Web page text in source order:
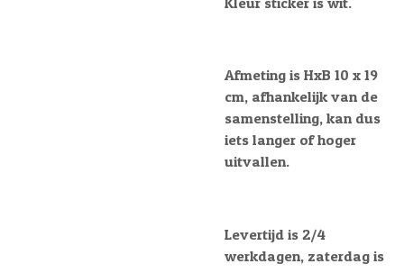
Afmeting is HxB 10 x 19
cm, afhankelijk van de
samenstelling, kan dus
iets langer of hoger
uitvallen.
Levertijd is 2/4
werkdagen, zaterdag is